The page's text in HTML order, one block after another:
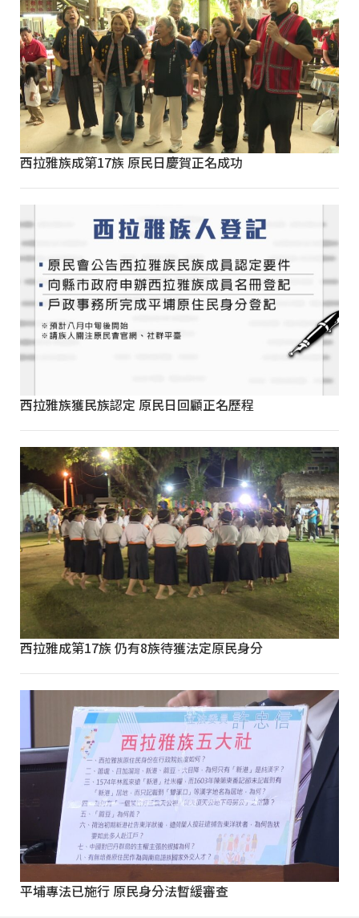
西拉雅族成第17族 原民日慶賀正名成功
西拉雅族獲民族認定 原民日回顧正名歷程
西拉雅成第17族 仍有8族待獲法定原民身分
平埔專法已施行 原民身分法暫緩審查